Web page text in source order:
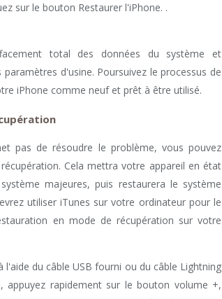
sur le bouton Restaurer l'iPhone. .
total des données du système et
d'usine. Poursuivez le processus de
iPhone comme neuf et prêt à être utilisé.
pas de résoudre le problème, vous pouvez
Cela mettra votre appareil en état
majeures, puis restaurera le système
utiliser iTunes sur votre ordinateur pour le
en mode de récupération sur votre
du câble USB fourni ou du câble Lightning
appuyez rapidement sur le bouton volume +,